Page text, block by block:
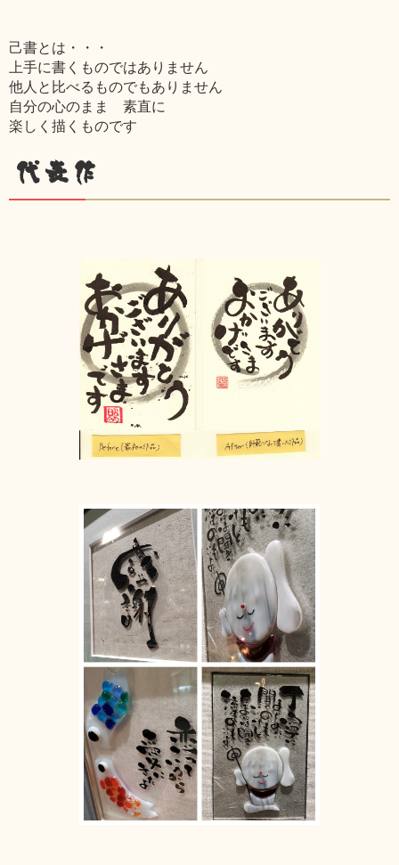
己書とは・・・
上手に書くものではありません
他人と比べるものでもありません
自分の心のまま 素直に
楽しく描くものです
代表作